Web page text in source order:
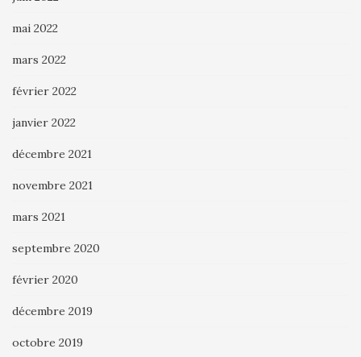
mai 2022
mars 2022
février 2022
janvier 2022
décembre 2021
novembre 2021
mars 2021
septembre 2020
février 2020
décembre 2019
octobre 2019